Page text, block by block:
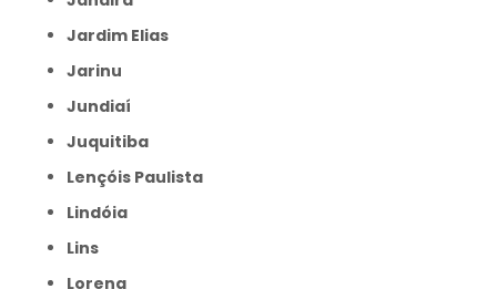
Jardim Elias
Jarinu
Jundiaí
Juquitiba
Lençóis Paulista
Lindóia
Lins
Lorena